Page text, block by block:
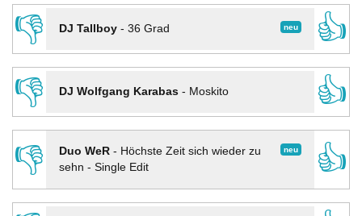
👎
neu
DJ Tallboy- 36 Grad
👍
👎
DJ Wolfgang Karabas- Moskito
👍
👎
neu
Duo WeR- Höchste Zeit sich wieder zu
sehn - Single Edit
👍